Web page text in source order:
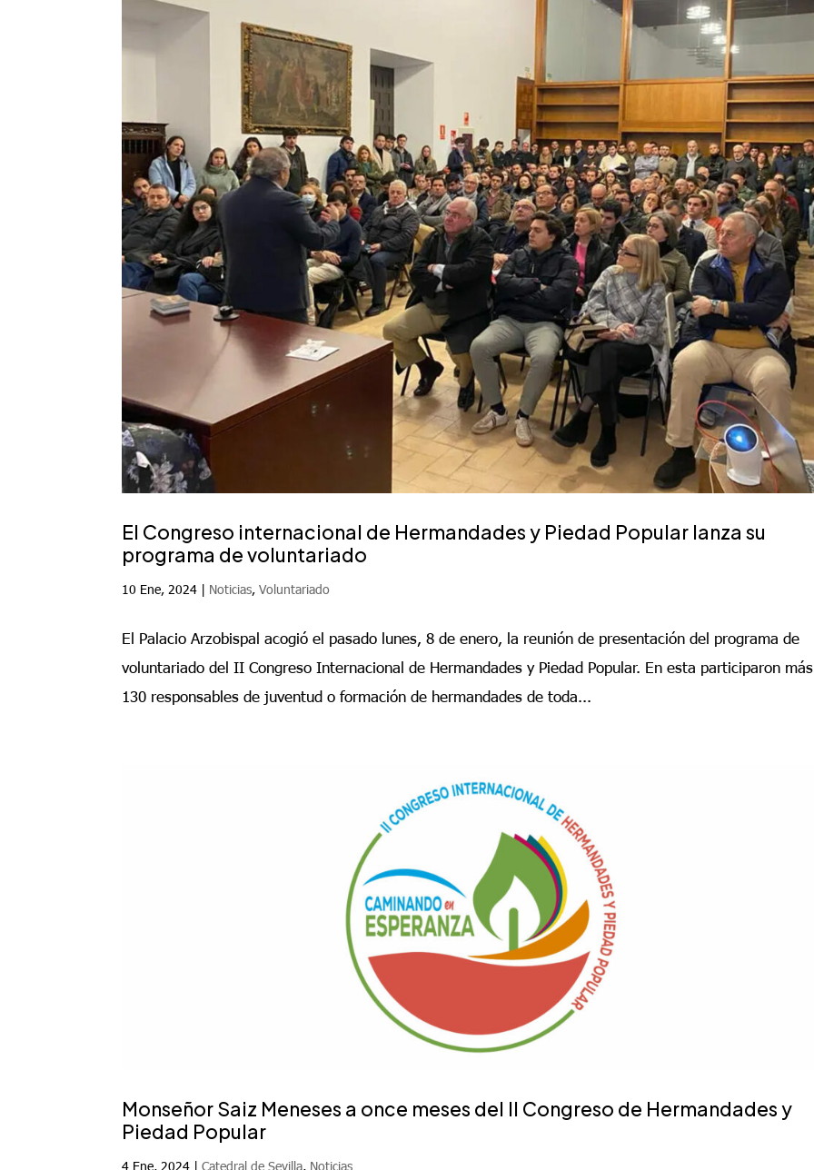
El Congreso internacional de Hermandades y Piedad Popular lanza su
programa de voluntariado
10 Ene, 2024 | Noticias,Voluntariado
El Palacio Arzobispal acogió el pasado lunes, 8 de enero, la reunión de presentación del programa de
voluntariado del II Congreso Internacional de Hermandades y Piedad Popular. En esta participaron
130 responsables de juventud o formación de hermandades de toda...
Monseñor Saiz Meneses a once meses del II Congreso de Hermandades y
Piedad Popular
4 Ene, 2024 |Catedral de Sevilla, Noticias